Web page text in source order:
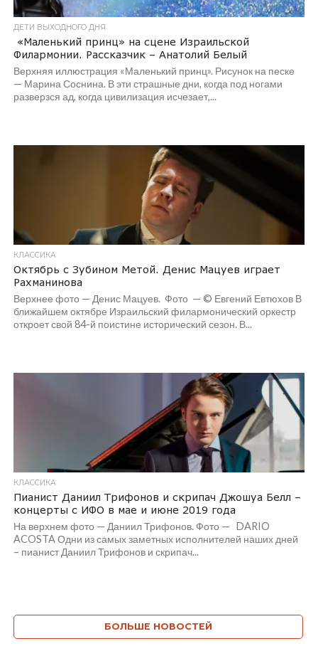
ДЕТИ ВЫХОДНОГО ДНЯ
«Маленький принц» на сцене Израильской
Филармонии. Рассказчик – Анатолий Белый
Верхняя иллюстрация «Маленький принц». Рисунок на песке
— Марина Соснина. В эти страшные дни, когда под ногами
разверзся ад, когда цивилизация исчезает,...
КЛАССИКА
Октябрь с Зубином Метой. Денис Мацуев играет
Рахманинова
Верхнее фото — Денис Мацуев. Фото — © Евгений Евтюхов В
ближайшем октябре Израильский филармонический оркестр
откроет свой 84-й поистине исторический сезон. В...
КЛАССИКА
Пианист Даниил Трифонов и скрипач Джошуа Белл –
концерты с ИФО в мае и июне 2019 года
На верхнем фото — Даниил Трифонов. Фото — DARIO
ACOSTA Одни из самых заметных исполнителей наших дней
– пианист Даниил Трифонов и скрипач...
БОЛЬШЕ НОВОСТЕЙ